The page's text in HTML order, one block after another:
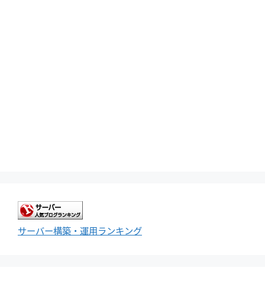
サーバー構築・運用ランキング